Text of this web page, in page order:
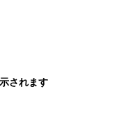
されます